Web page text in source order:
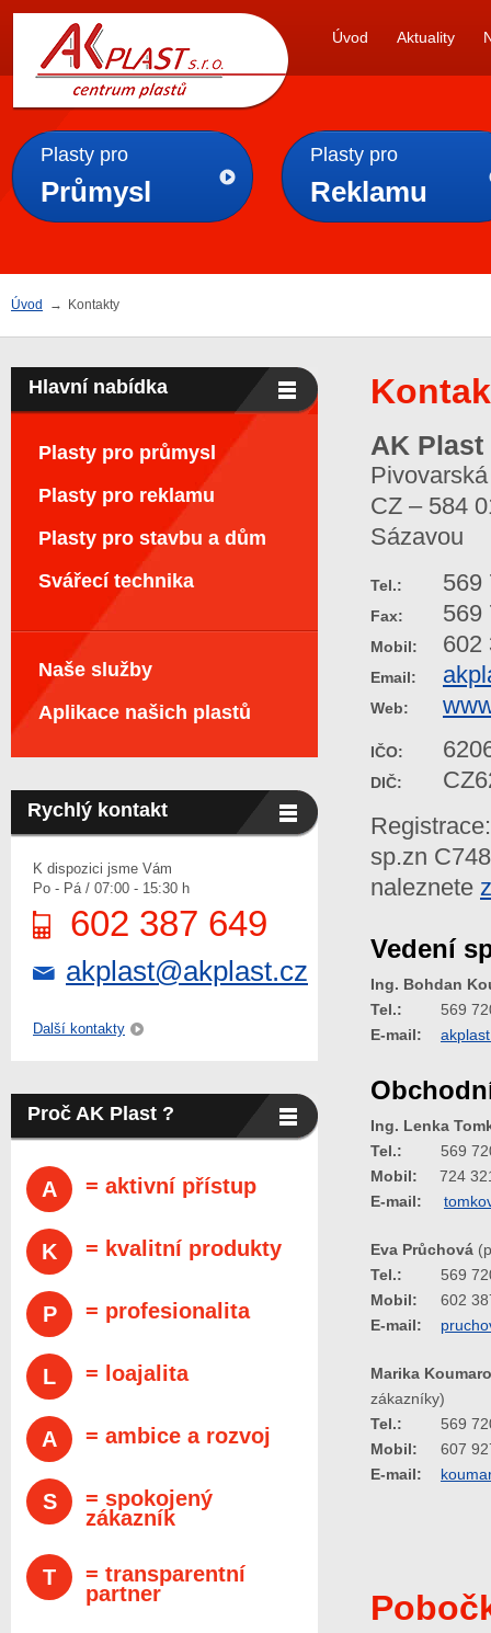
AKPLAST s.r.o.
Úvod Aktuality
Plasty pro
Průmysl
Plasty pro
Reklamu
Úvod → Kontakty
AK Plast
CZ – 584
Sázavou
Tel.: 569
Fax: 569
Mobil: 602
Email:
Web:
IČO:
DIČ:
sp.zn
naleznete
Vedení
Ing. Bohdan
Tel.:
569
E-mail:
Ing. Lenka
Tel.:
569
Mobil: 724
E-mail:
Eva Průchová
Tel.:
569
Mobil:
602
E-mail:
Marika
zákazníky)
Tel.:
569
Mobil:
607
E-mail:
Hlavní nabídka
Plasty pro průmysl
Plasty pro reklamu
Plasty pro stavbu a dům
Svářecí technika
Naše služby
Aplikace našich plastů
Rychlý kontakt
K dispozici jsme Vám
Po - Pá / 07:00 - 15:30 h
602 387 649
akplast@akplast.cz
Další kontakty
Proč AK Plast ?
A = aktivní přístup
K = kvalitní produkty
P = profesionalita
L = loajalita
A = ambice a rozvoj
S
= spokojený
zákazník
T
= transparentní
partner